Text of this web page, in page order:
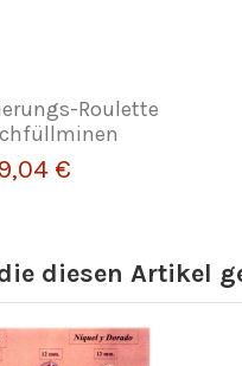
Roulette
€
diesen Artikel